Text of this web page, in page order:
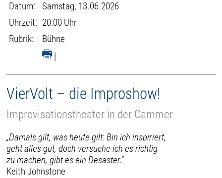
Datum:
Samstag, 13.06.2026
Uhrzeit: 20:00 Uhr
Rubrik:
Bühne
|
VierVolt – die Improshow!
Improvisationstheater in der Cammer
„Damals gilt, was heute gilt: Bin ich inspiriert,
geht alles gut, doch versuche ich es richtig
zu machen, gibt es ein Desaster.“
Keith Johnstone